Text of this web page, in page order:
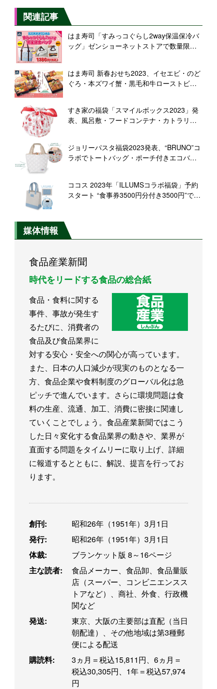
関連記事
はま寿司「すみっコぐらし2way保温保冷バ
ッグ」ゼンショーネットストアで数量限定
はま寿司 新春おせち2023、イセエビ・のど
ぐろ・本ズワイ蟹・黒毛和牛ローストビー
すき家の福袋「スマイルボックス2023」発
表、風呂敷・フードコンテナ・カトラリー
ジョリーパスタ福袋2023発表、“BRUNO”コ
ラボでトートバッグ・ポーチ付きエコバッ
ココス 2023年「ILLUMSコラボ福袋」予約
スタート “食事券3500円分付き3500円”で販
媒体情報
食品産業新聞
時代をリードする食品の総合紙
食品・食料に関する
事件、事故が発生す
るたびに、消費者の
食品及び食品業界に
対する安心・安全への関心が高っています。
また、日本の人口減少が現実のものとなる一
方、食品企業や食料制度のグローバル化は急
ピッチで進んでいます。さらに環境問題は食
料の生産、流通、加工、消費に密接に関連し
ていくことでしょう。食品産業新聞ではこう
した日々変化する食品業界の動きや、業界が
直面する問題をタイムリーに取り上げ、詳細
に報道するとともに、解説、提言を行ってお
ります。
創刊:
昭和26年（1951年）3月1日
発行:
昭和26年（1951年）3月1日
体裁:
ブランケット版 8～16ページ
主な読者:
食品メーカー、食品卸、食品量販
店（スーパー、コンビニエンスス
トアなど）、商社、外食、行政機
関など
発送:
東京、大阪の主要部は直配（当日
朝配達）、その他地域は第3種郵
便による配送
購読料:
3ヵ月＝税込15,811円、6ヵ月＝
税込30,305円、1年＝税込57,974
円